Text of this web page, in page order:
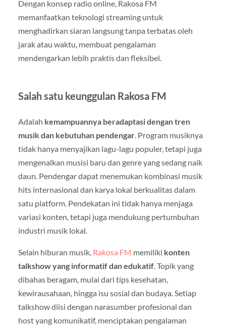
Dengan konsep radio online, Rakosa FM
memanfaatkan teknologi streaming untuk
menghadirkan siaran langsung tanpa terbatas oleh
jarak atau waktu, membuat pengalaman
mendengarkan lebih praktis dan fleksibel.
Salah satu keunggulan Rakosa FM
Adalah kemampuannya beradaptasi dengan tren
musik dan kebutuhan pendengar. Program musiknya
tidak hanya menyajikan lagu-lagu populer, tetapi juga
mengenalkan musisi baru dan genre yang sedang naik
daun. Pendengar dapat menemukan kombinasi musik
hits internasional dan karya lokal berkualitas dalam
satu platform. Pendekatan ini tidak hanya menjaga
variasi konten, tetapi juga mendukung pertumbuhan
industri musik lokal.
Selain hiburan musik, Rakosa FM memiliki konten
talkshow yang informatif dan edukatif. Topik yang
dibahas beragam, mulai dari tips kesehatan,
kewirausahaan, hingga isu sosial dan budaya. Setiap
talkshow diisi dengan narasumber profesional dan
host yang komunikatif, menciptakan pengalaman